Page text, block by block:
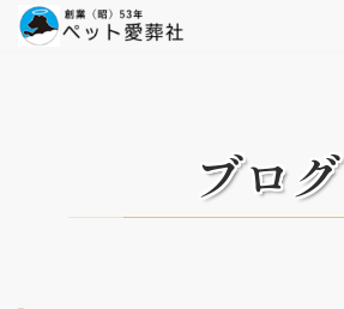
ブログ